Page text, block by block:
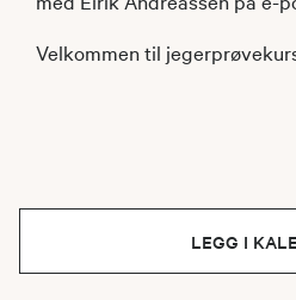
Velkommen til
LEGG I